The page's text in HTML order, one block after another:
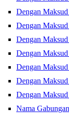
Dengan
Dengan
Dengan
Dengan
Dengan
Dengan
Dengan
Nama Gabungan